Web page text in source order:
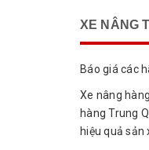
XE NÂNG
Báo giá các
Xe nâng
hàng Trung
hiệu quả sản